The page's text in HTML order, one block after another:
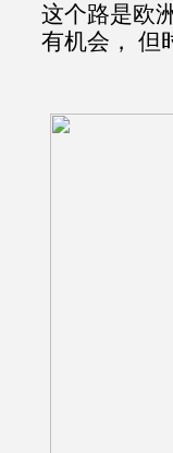
这个路是欧
有机会， 但